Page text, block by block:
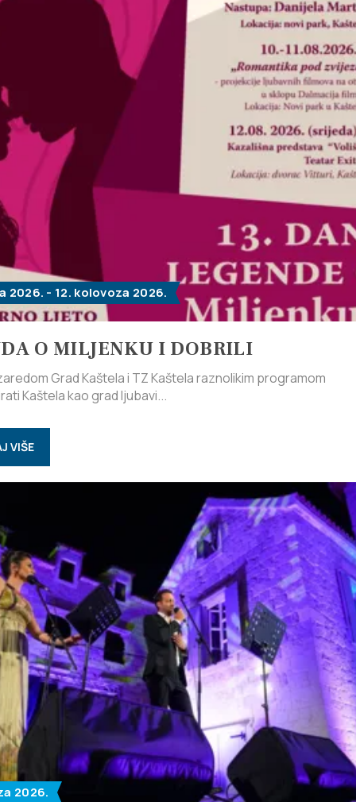
2026. - 12. kolovoza 2026.
O MILJENKU I DOBRILI
Grad Kaštela i TZ Kaštela raznolikim programom
Kaštela kao grad ljubavi...
VIŠE
2026.